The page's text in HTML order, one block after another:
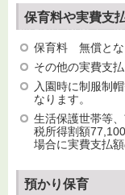
保育料や実費支
保育料 無償とな
その他の実費支
入園時に制服制
なります。
生活保護世帯等
税所得割額
場合に実費支払
預かり保育